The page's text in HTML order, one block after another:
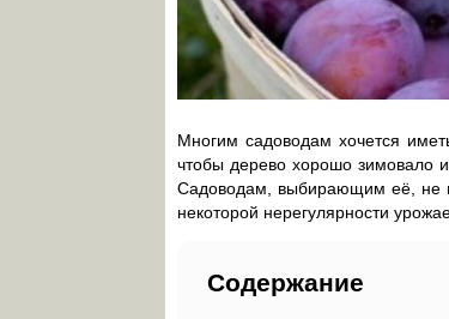
Многим садоводам хочется
чтобы дерево хорошо зимовало
Садоводам, выбирающим её, не
некоторой нерегулярности
Содержание